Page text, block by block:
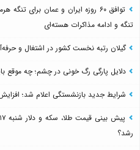
توافق ۶۰ روزه ایران و عمان برای
تنگه و ادامه مذاکرات هسته‌ای
گیلان رتبه نخست کشور در اشتغال و
دلایل پارگی رگ خونی در چشم؛ چه موقع
شرایط جدید بازنشستگی اعلام شد؛
رشد؟